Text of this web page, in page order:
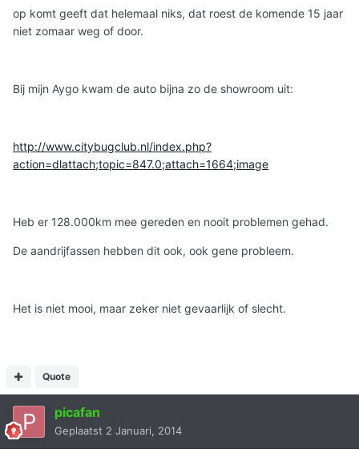
op komt geeft dat helemaal niks, dat roest de komende 15 jaar
niet zomaar weg of door.
Bij mijn Aygo kwam de auto bijna zo de showroom uit:
http://www.citybugclub.nl/index.php?
action=dlattach;topic=847.0;attach=1664;image
Heb er 128.000km mee gereden en nooit problemen gehad.
De aandrijfassen hebben dit ook, ook gene probleem.
Het is niet mooi, maar zeker niet gevaarlijk of slecht.
Quote
picafan
Geplaatst 2 Januari, 2014